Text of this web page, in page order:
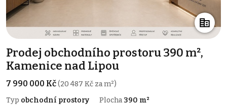
Prodej obchodního prostoru 390 m²,
Kamenice nad Lipou
7 990 000 Kč(20 487 Kč za m²)
Typ obchodní prostory Plocha 390 m²